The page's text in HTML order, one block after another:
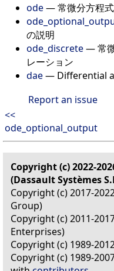
ode— 常微分方程
の説明
ode_discrete— 常
レーション
dae— Differential
Report an issue
<<
ode_optional_output
Copyright (c) 2022-
(Dassault Systèmes
Copyright (c) 2017-
Group)
Copyright (c) 2011-
Enterprises)
Copyright (c) 1989-
Copyright (c) 1989-